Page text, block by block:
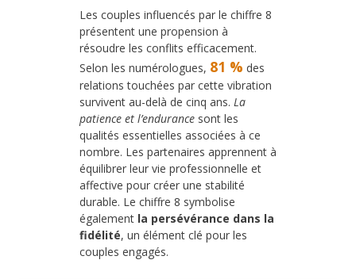
Les couples influencés par le chiffre 8
présentent une propension à
résoudre les conflits efficacement.
Selon les numérologues, 81 % des
relations touchées par cette vibration
survivent au-delà de cinq ans. La
patience et l’endurance sont les
qualités essentielles associées à ce
nombre. Les partenaires apprennent à
équilibrer leur vie professionnelle et
affective pour créer une stabilité
durable. Le chiffre 8 symbolise
également la persévérance dans la
fidélité, un élément clé pour les
couples engagés.